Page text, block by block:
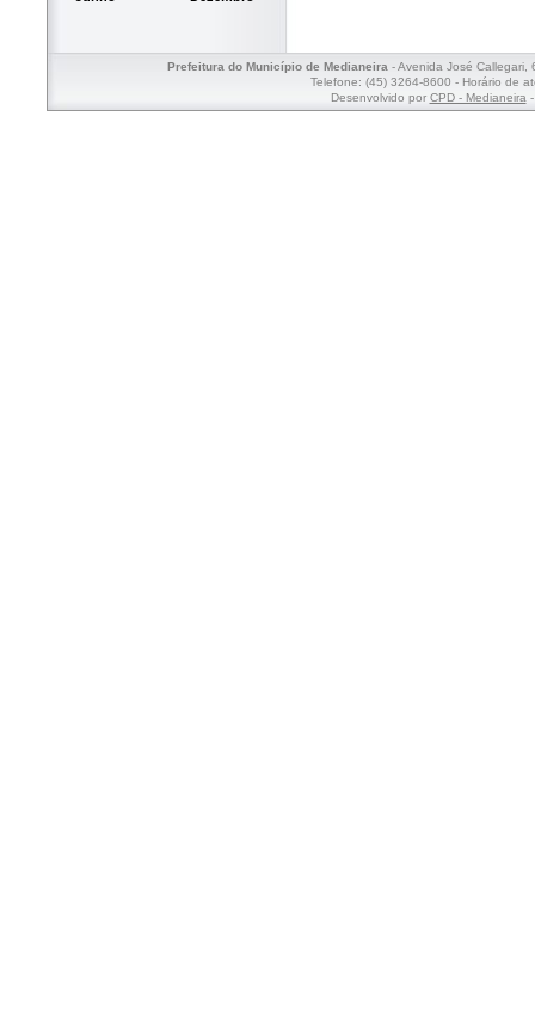
Prefeitura do Município de Medianeira- Avenida José Callegari,
Telefone: (45) 3264-8600 - Horário de
Desenvolvido por CPD - Medianeira-